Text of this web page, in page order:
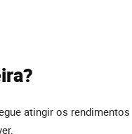
atingir os rendimentos